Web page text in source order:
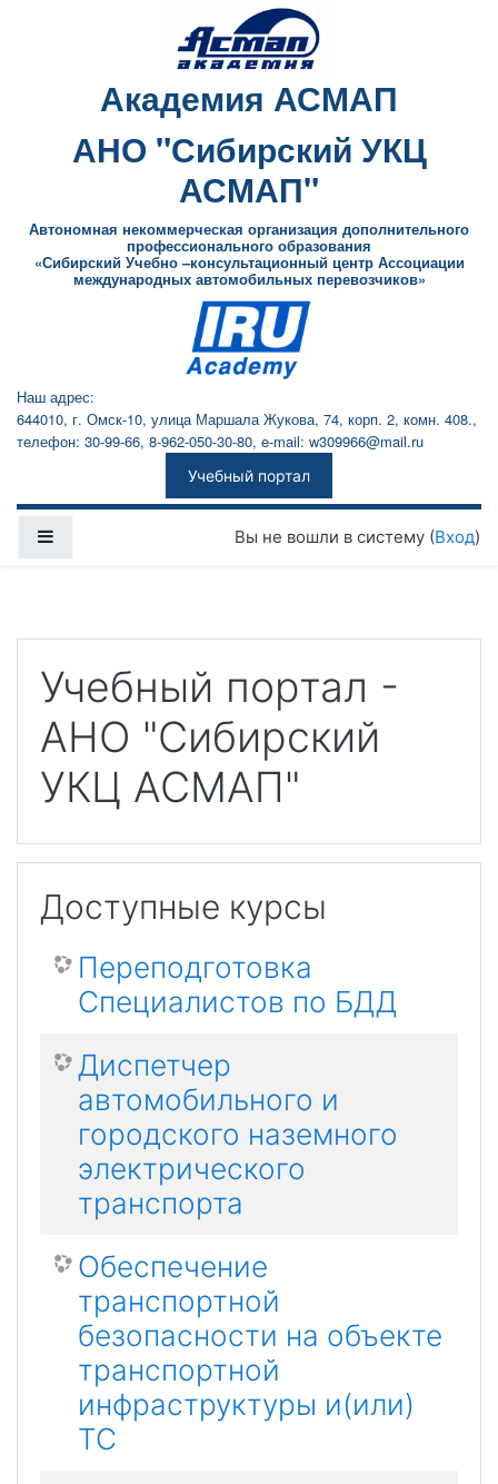
Академия АСМАП
АНО "Сибирский УКЦ
АСМАП"
Автономная некоммерческая организация дополнительного
профессионального образования
«Сибирский Учебно –консультационный центр Ассоциации
международных автомобильных перевозчиков»
Наш адрес:
644010, г. Омск-10, улица Маршала Жукова, 74, корп. 2, комн. 408.,
телефон: 30-99-66, 8-962-050-30-80, e-mail: w309966@mail.ru
Учебный портал
Перейти к основному содержанию
Вы не вошли в систему (Вход)
Учебный портал -
АНО "Сибирский
УКЦ АСМАП"
Доступные курсы
Переподготовка
Специалистов по БДД
Диспетчер
автомобильного и
городского наземного
электрического
транспорта
Обеспечение
транспортной
безопасности на объекте
транспортной
инфраструктуры и(или)
ТС